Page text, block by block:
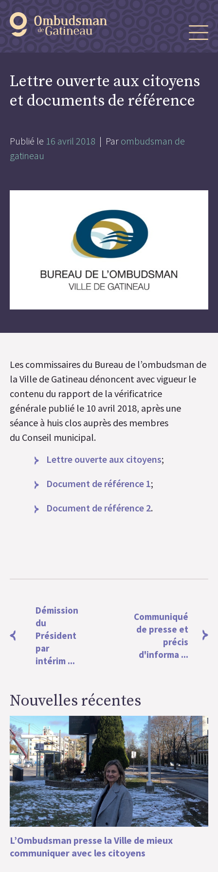
Lettre ouverte aux citoyens
et documents de référence
Publié le 16 avril 2018 | Par ombudsman de
gatineau
Les commissaires du Bureau de l’ombudsman de
la Ville de Gatineau dénoncent avec vigueur le
contenu du rapport de la vérificatrice
générale publié le 10 avril 2018, après une
séance à huis clos auprès des membres
du Conseil municipal.
Lettre ouverte aux citoyens;
Document de référence 1;
Document de référence 2.
Démission
du
Président
par
intérim ...
Communiqué
de presse et
précis
d'informa ...
Nouvelles récentes
L’Ombudsman presse la Ville de mieux
communiquer avec les citoyens